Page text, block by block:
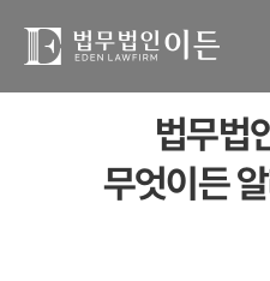
법무법
무엇이든